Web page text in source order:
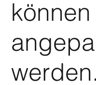
können